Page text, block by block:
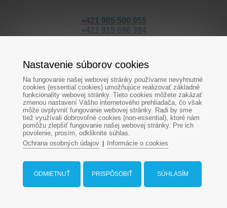
+421 905 500 955
+421 915 696 394
Našli ste hľadaný tovar inde lacnejšie? Prosím dajte
nám vedieť aby sme Vám mohli tovar lacnejšie
ponúknuť.
* Zľava sa nevzťahuje na bazény Compass a bazénové prestrešenia.
Ďakujeme za pochopenie.
Naposledy prezerané produkty
Nastavenie súborov cookies
Na fungovanie našej webovej stránky používame nevyhnutné
cookies (essential cookies) umožňujúce realizovať základné
funkcionality webovej stránky. Tieto cookies môžete zakázať
zmenou nastavení Vášho internetového prehliadača, čo však
môže ovplyvniť fungovanie webovej stránky. Radi by sme
tiež využívali dobrovoľné cookies (non-essential), ktoré nám
pomôžu zlepšiť fungovanie našej webovej stránky. Pre ich
povolenie, prosím, odkliknite súhlas.
Ochrana osobných údajov| Informácie o cookies
SÚHLASÍM
PRISPÔSOBIŤ
ODMIETNUŤ